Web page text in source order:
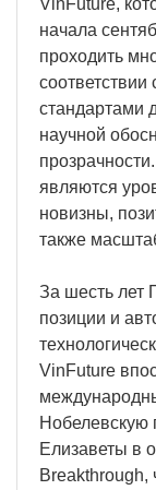
начала
проходить
стандартами
научной
являются
новизны,
также
За шесть лет
позиции и
VinFuture
Елизаветы в
Breakthrough,